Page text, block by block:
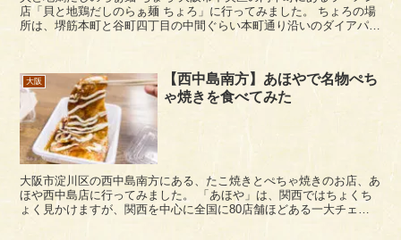
店「貝と地鶏だしのらぁ麺 ちょろ」に行ってみました。 ちょろの場
所は、堺筋本町と谷町四丁目の中間ぐらい本町通り沿いのダイアパレ
大阪
【西中島南方】あほやで名物ぺち
ゃ焼きを食べてみた
大阪市淀川区の西中島南方にある、たこ焼きとぺちゃ焼きのお店、あ
ほや西中島店に行ってみました。 「あほや」は、関西ではちょくち
ょく見かけますが、関西を中心に全国に80店舗ほどある一大チェー